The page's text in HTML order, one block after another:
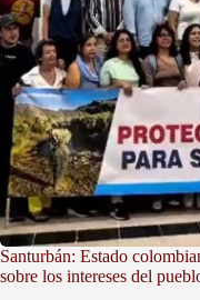
Santurbán: Estado
sobre los intereses del